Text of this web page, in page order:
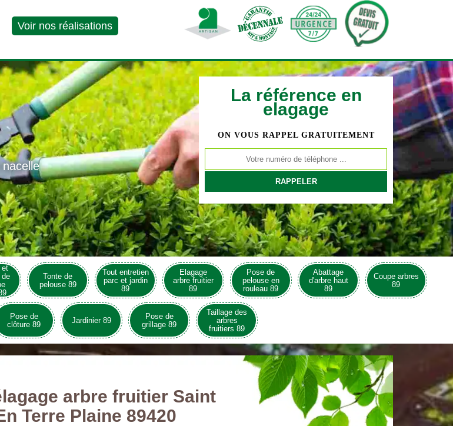
Voir nos réalisations
La référence en
elagage
ON VOUS RAPPEL GRATUITEMENT
et
de
Tonte de
pelouse 89
Tout entretien
parc et jardin
89
Elagage
arbre fruitier
89
Pose de
pelouse en
rouleau 89
Abattage
d'arbre haut
89
Coupe arbres
89
Pose de
clôture 89
Jardinier 89
Pose de
grillage 89
Taillage des
arbres
fruitiers 89
arbre fruitier Saint
Terre Plaine 89420